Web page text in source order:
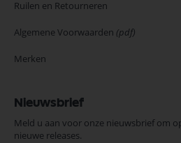
Ruilen en Retourneren
Algemene Voorwaarden (pdf)
Merken
Nieuwsbrief
Meld u aan voor onze nieuwsbrief om
nieuwe releases.